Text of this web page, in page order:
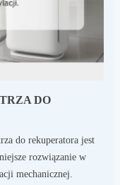
DO
do rekuperatora jest
rozwiązanie w
mechanicznej.